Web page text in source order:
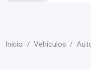
Inicio Vehículos